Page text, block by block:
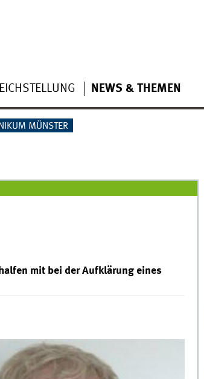
NEWS & THEMEN
MÜNSTER
mit bei der Aufklärung eines